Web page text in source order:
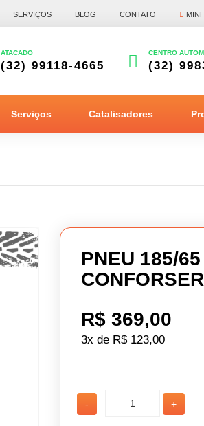
SERVIÇOS BLOG CONTATO
ATACADO
(32) 99118-4665
CENTRO
(32)
Serviços Catalisadores
PNEU 185/
CONFORSER
R$369,00
3x de R$123,00
PNEU
PNEU
+
-